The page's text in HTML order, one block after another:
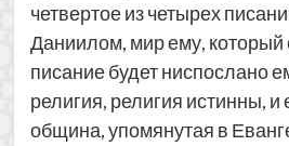
четвертое из четырех
Даниилом, мир ему, который
писание будет ниспослано
религия, религия истинны,
община, упомянутая в